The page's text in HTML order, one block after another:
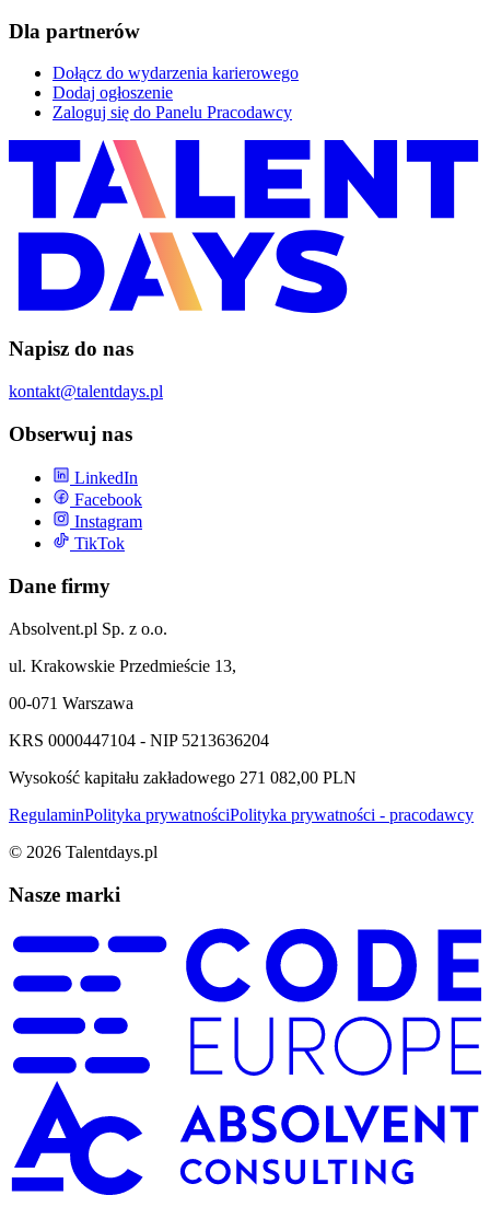
Dla partnerów
Dołącz do wydarzenia karierowego
Dodaj ogłoszenie
Zaloguj się do Panelu Pracodawcy
Napisz do nas
kontakt@talentdays.pl
Obserwuj nas
LinkedIn
Facebook
Instagram
TikTok
Dane firmy
Absolvent.pl Sp. z o.o.
ul. Krakowskie Przedmieście 13,
00-071 Warszawa
KRS 0000447104 - NIP 5213636204
Wysokość kapitału zakładowego 271 082,00 PLN
RegulaminPolityka prywatnościPolityka prywatności - pracodawcy
© 2026 Talentdays.pl
Nasze marki